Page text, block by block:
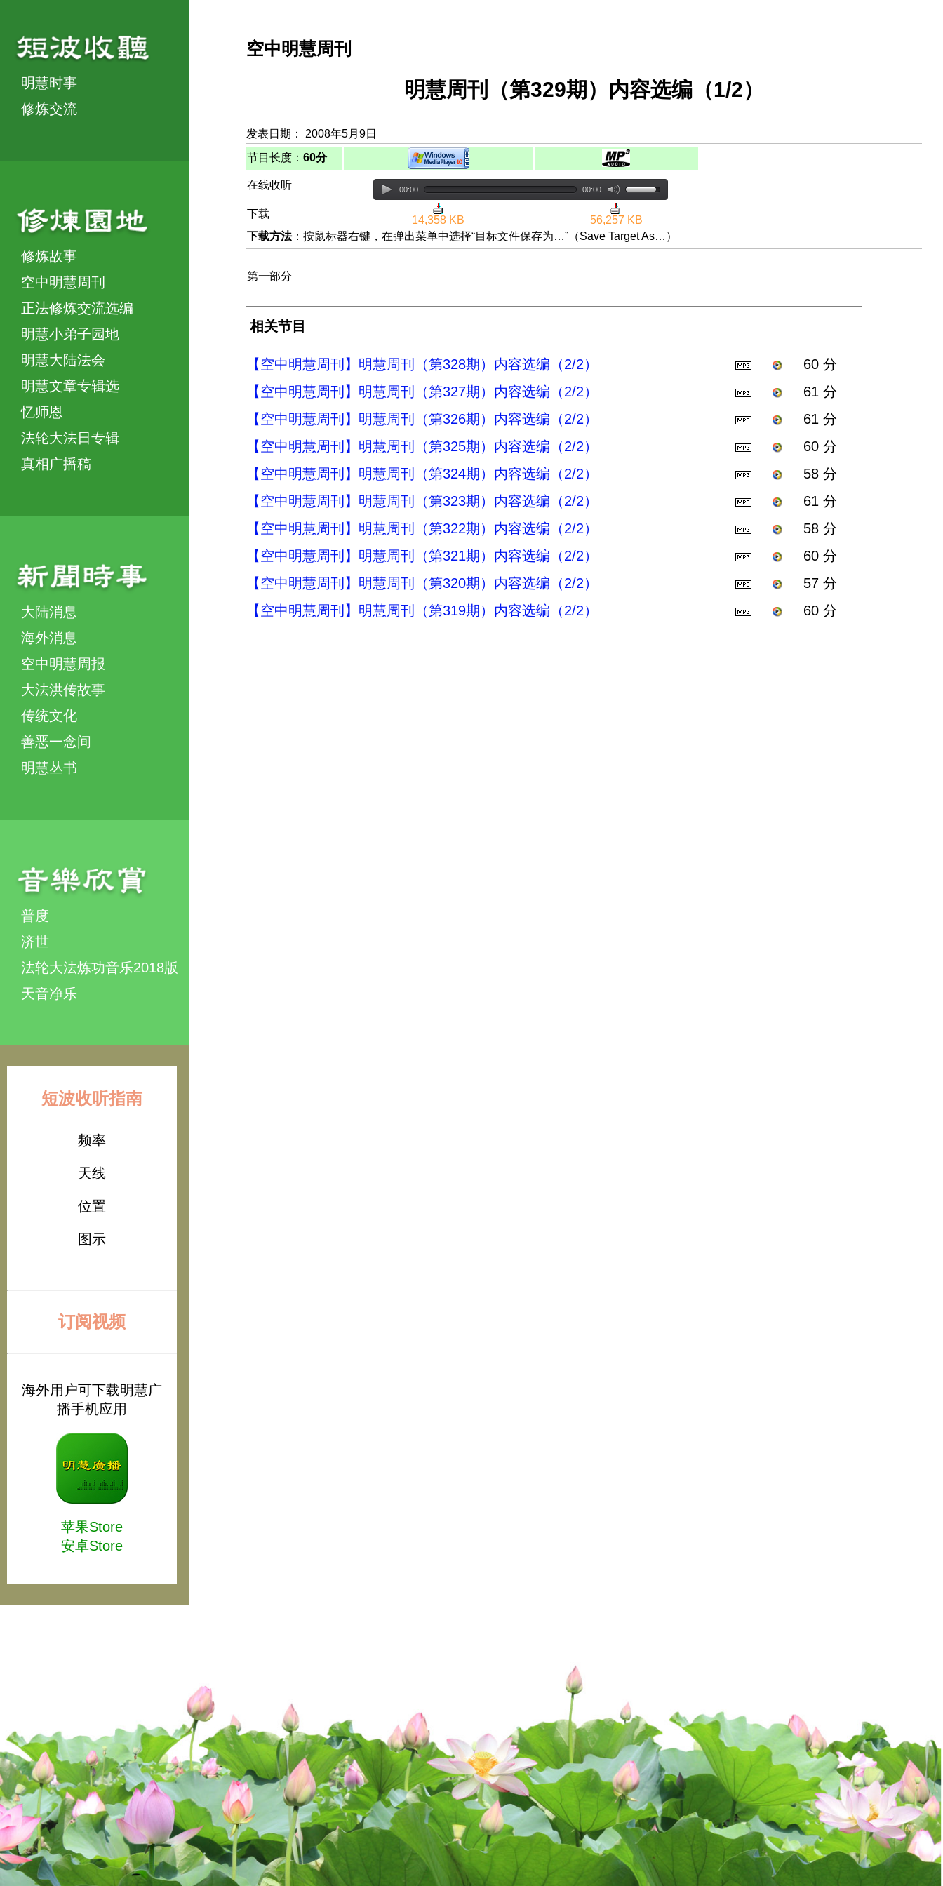
明慧时事
修炼交流
修炼故事
空中明慧周刊
正法修炼交流选编
明慧小弟子园地
明慧大陆法会
明慧文章专辑选
忆师恩
法轮大法日专辑
真相广播稿
大陆消息
海外消息
空中明慧周报
大法洪传故事
传统文化
善恶一念间
明慧丛书
普度
济世
法轮大法炼功音乐2018版
天音净乐
短波收听指南
频率
天线
位置
图示
订阅视频
海外用户可下载明慧广
播手机应用
苹果Store
安卓Store
空中明慧周刊
明慧周刊（第329期）内容选编（1/2）
发表日期： 2008年5月9日
节目长度： 60分
在线收听 00:00 00:00
下载
14,358 KB
56,257 KB
下载方法：按鼠标器右键，在弹出菜单中选择“目标文件保存为…”（Save TargetAs…）
第一部分
相关节目
【空中明慧周刊】明慧周刊（第328期）内容选编（2/2）
60 分
【空中明慧周刊】明慧周刊（第327期）内容选编（2/2）
61 分
【空中明慧周刊】明慧周刊（第326期）内容选编（2/2）
61 分
【空中明慧周刊】明慧周刊（第325期）内容选编（2/2）
60 分
【空中明慧周刊】明慧周刊（第324期）内容选编（2/2）
58 分
【空中明慧周刊】明慧周刊（第323期）内容选编（2/2）
61 分
【空中明慧周刊】明慧周刊（第322期）内容选编（2/2）
58 分
【空中明慧周刊】明慧周刊（第321期）内容选编（2/2）
60 分
【空中明慧周刊】明慧周刊（第320期）内容选编（2/2）
57 分
【空中明慧周刊】明慧周刊（第319期）内容选编（2/2）
60 分